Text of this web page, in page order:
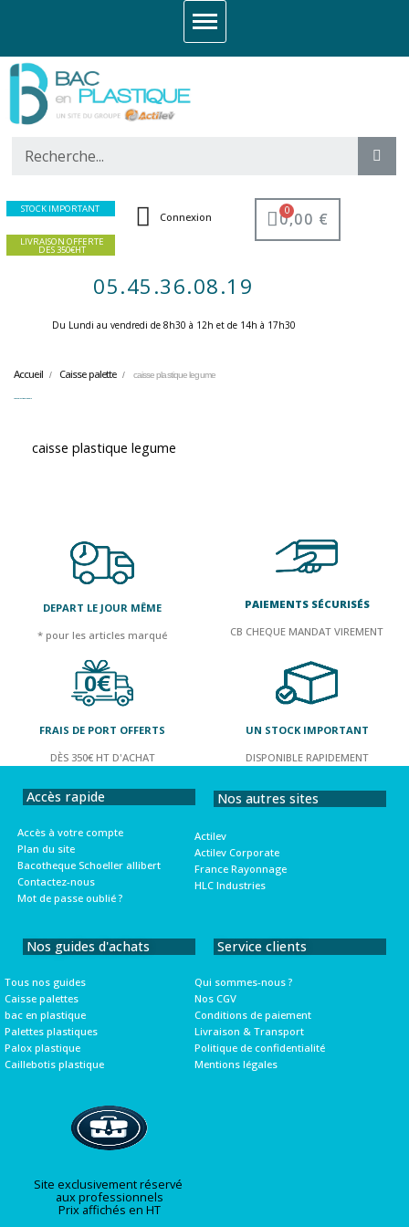
STOCK IMPORTANT
LIVRAISON OFFERTE
DES 350€HT
Connexion 0,00 €
05.45.36.08.19
Du Lundi au vendredi de 8h30 à 12h et de 14h à 17h30 ​
Accueil Caisse palette caisse plastique legume
caisse plastique legume
DEPART LE JOUR MÊME
* pour les articles marqué
PAIEMENTS SÉCURISÉS
CB CHEQUE MANDAT VIREMENT
FRAIS DE PORT OFFERTS
DÈS 350€ HT D'ACHAT
UN STOCK IMPORTANT
DISPONIBLE RAPIDEMENT
Accès rapide
Accès à votre compte
Plan du site
Bacotheque Schoeller allibert
Contactez-nous
Mot de passe oublié ?
Nos autres sites
Actilev
Actilev Corporate
France Rayonnage
HLC Industries
Nos guides d'achats
Tous nos guides
Caisse palettes
bac en plastique
Palettes plastiques
Palox plastique
Caillebotis plastique
Service clients
Qui sommes-nous ?
Nos CGV
Conditions de paiement
Livraison & Transport
Politique de confidentialité
Mentions légales
Site exclusivement réservé
aux professionnels
Prix affichés en HT